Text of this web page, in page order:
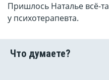
Пришлось Наталье всё-
у психотерапевта.